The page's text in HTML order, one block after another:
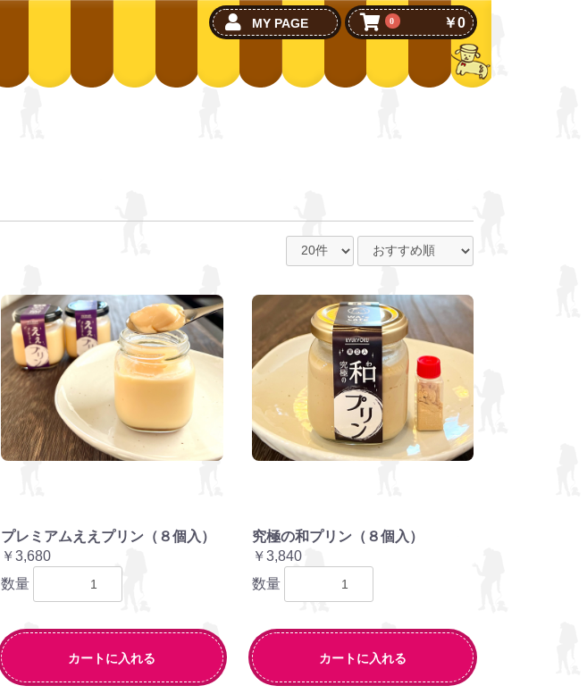
MY PAGE 0 ￥0
プレミアムええプリン（８個入）
￥3,680
数量
カートに入れる
究極の和プリン（８個入）
￥3,840
数量
カートに入れる